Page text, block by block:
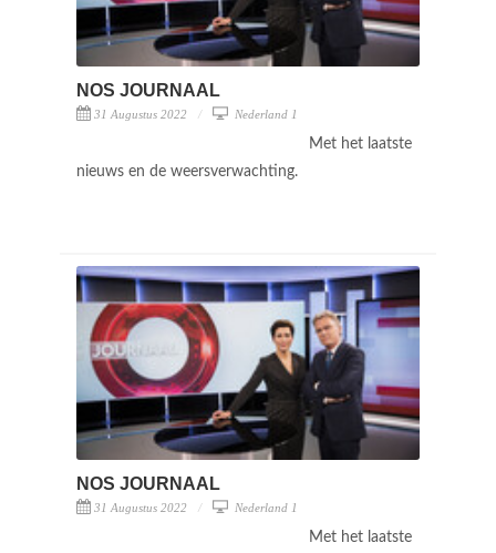
NOS JOURNAAL
31 Augustus 2022 Nederland 1
Met het laatste
nieuws en de weersverwachting.
NOS JOURNAAL
31 Augustus 2022 Nederland 1
Met het laatste